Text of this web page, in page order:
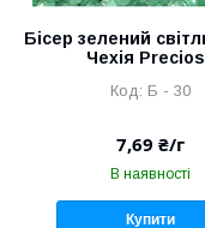
Бісер зелений
Чехія
Б - 30
7,69 ₴/г
В наявності
Купити